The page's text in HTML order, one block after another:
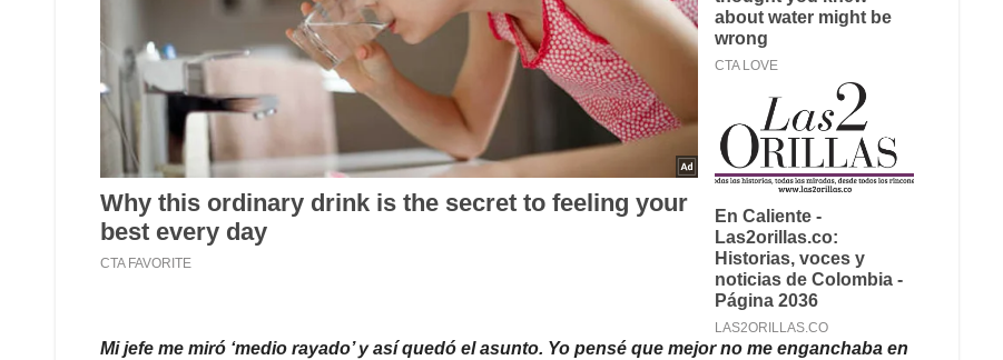
Mi jefe me miró ‘medio rayado’ y así quedó el asunto. Yo pensé que mejor no me enganchaba en